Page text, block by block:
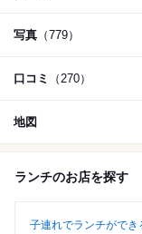
写真 （779）
口コミ （270）
地図
ランチのお店を探す
子連れでランチができ